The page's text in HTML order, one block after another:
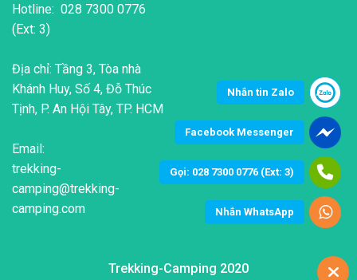
Hotline: 028 7300 0776
(Ext: 3)
Địa chỉ: Tầng 3, Tòa nhà
Khánh Huy, Số 4, Đỗ Thúc
Tịnh, P. An Hội Tây, TP. HCM
Email:
trekking-
camping@trekking-
camping.com
Trekking-Camping 2020
Nhắn tin Zalo
Facebook Messenger
Gọi: 028 7300 0776 (Ext: 3)
Nhắn WhatsApp